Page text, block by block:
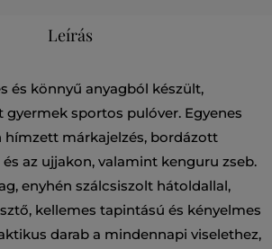
Leírás
és könnyű anyagból készült,
sportos pulóver. Egyenes
hímzett márkajelzés, bordázott
az ujjakon, valamint kenguru zseb.
enyhén szálcsiszolt hátoldallal,
kellemes tapintású és kényelmes
darab a mindennapi viselethez,